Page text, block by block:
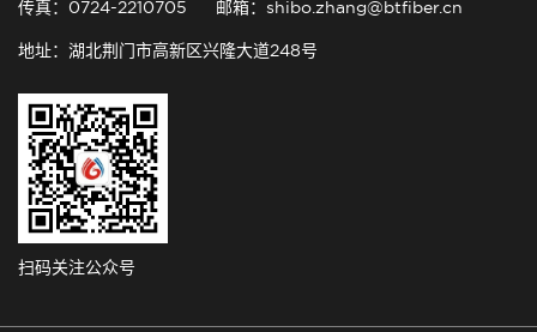
传真：0724-2210705 邮箱：shibo.zhang@btfiber.cn
地址：湖北荆门市高新区兴隆大道248号
扫码关注公众号